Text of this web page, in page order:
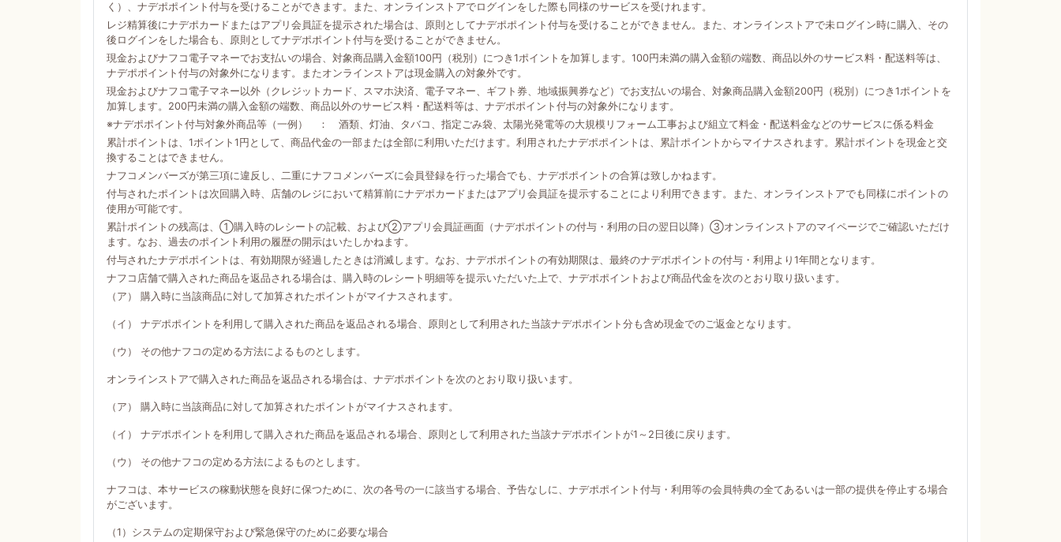
く）、ナデポポイント付与を受けることができます。また、オンラインストアでログインをした際も同様のサービスを受けれます。
レジ精算後にナデポカードまたはアプリ会員証を提示された場合は、原則としてナデポポイント付与を受けることができません。また、オンラインストアで未ログイン時に購入、その
後ログインをした場合も、原則としてナデポポイント付与を受けることができません。
現金およびナフコ電子マネーでお支払いの場合、対象商品購入金額100円（税別）につき1ポイントを加算します。100円未満の購入金額の端数、商品以外のサービス料・配送料等は、
ナデポポイント付与の対象外になります。またオンラインストアは現金購入の対象外です。
現金およびナフコ電子マネー以外（クレジットカード、スマホ決済、電子マネー、ギフト券、地域振興券など）でお支払いの場合、対象商品購入金額200円（税別）につき1ポイントを
加算します。200円未満の購入金額の端数、商品以外のサービス料・配送料等は、ナデポポイント付与の対象外になります。
※ナデポポイント付与対象外商品等（一例） ： 酒類、灯油、タバコ、指定ごみ袋、太陽光発電等の大規模リフォーム工事および組立て料金・配送料金などのサービスに係る料金
累計ポイントは、1ポイント1円として、商品代金の一部または全部に利用いただけます。利用されたナデポポイントは、累計ポイントからマイナスされます。累計ポイントを現金と交
換することはできません。
ナフコメンバーズが第三項に違反し、二重にナフコメンバーズに会員登録を行った場合でも、ナデポポイントの合算は致しかねます。
付与されたポイントは次回購入時、店舗のレジにおいて精算前にナデポカードまたはアプリ会員証を提示することにより利用できます。また、オンラインストアでも同様にポイントの
使用が可能です。
累計ポイントの残高は、①購入時のレシートの記載、および②アプリ会員証画面（ナデポポイントの付与・利用の日の翌日以降）③オンラインストアのマイページでご確認いただけ
ます。なお、過去のポイント利用の履歴の開示はいたしかねます。
付与されたナデポポイントは、有効期限が経過したときは消滅します。なお、ナデポポイントの有効期限は、最終のナデポポイントの付与・利用より1年間となります。
ナフコ店舗で購入された商品を返品される場合は、購入時のレシート明細等を提示いただいた上で、ナデポポイントおよび商品代金を次のとおり取り扱います。
（ア） 購入時に当該商品に対して加算されたポイントがマイナスされます。
（イ） ナデポポイントを利用して購入された商品を返品される場合、原則として利用された当該ナデポポイント分も含め現金でのご返金となります。
（ウ） その他ナフコの定める方法によるものとします。
オンラインストアで購入された商品を返品される場合は、ナデポポイントを次のとおり取り扱います。
（ア） 購入時に当該商品に対して加算されたポイントがマイナスされます。
（イ） ナデポポイントを利用して購入された商品を返品される場合、原則として利用された当該ナデポポイントが1～2日後に戻ります。
（ウ） その他ナフコの定める方法によるものとします。
ナフコは、本サービスの稼動状態を良好に保つために、次の各号の一に該当する場合、予告なしに、ナデポポイント付与・利用等の会員特典の全てあるいは一部の提供を停止する場合
がございます。
（1）システムの定期保守および緊急保守のために必要な場合